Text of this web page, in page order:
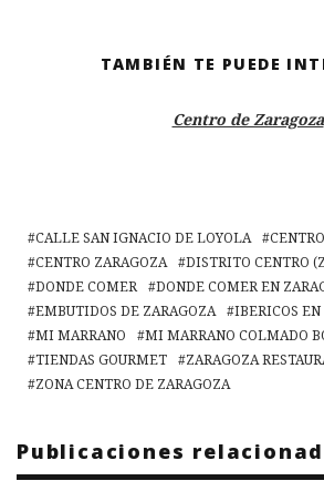
TAMBIÉN TE PUEDE
Centro de Zaragoza
CALLE SAN IGNACIO DE LOYOLA
CENTRO ZARAGOZA
DISTRITO CENTRO
DONDE COMER
DONDE COMER EN
EMBUTIDOS DE ZARAGOZA
IBERICOS
MI MARRANO
MI MARRANO COLMADO
TIENDAS GOURMET
ZARAGOZA
ZONA CENTRO DE ZARAGOZA
Publicaciones